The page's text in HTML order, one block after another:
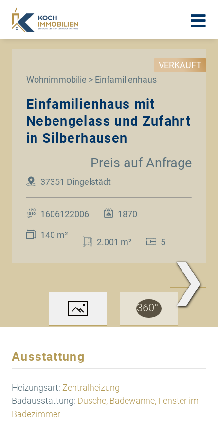
Wohnimmobilie > Einfamilienhaus
VERKAUFT
Einfamilienhaus mit
Nebengelass und Zufahrt
in Silberhausen
37351 Dingelstädt
Preis auf Anfrage
1606122006 1870
140 m²
2.001 m² 5
❯
Ausstattung
Heizungsart: Zentralheizung
Badausstattung: Dusche, Badewanne, Fenster im
Badezimmer